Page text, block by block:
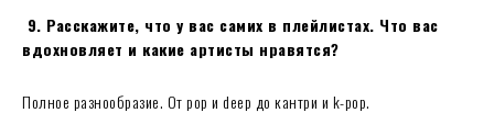
9. Расскажите, что у вас самих в плейлистах. Что вас
вдохновляет и какие артисты нравятся?
Полное разнообразие. От pop и deep до кантри и k-pop.